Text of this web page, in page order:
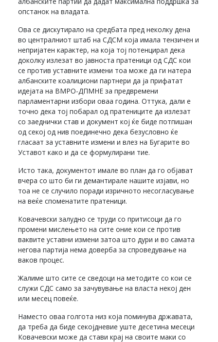
опстанок на владата.
Ова се дискутирало на средбата пред неколку дена
во централниот штаб на СДСМ која имала тензичен и
непријатен карактер, на која тој потенцирал дека
доколку излезат во јавноста пратеници од СДС кои
се против уставните измени тоа може да ги натера
албанските коалициони партнери да ја прифатат
идејата на ВМРО-ДПМНЕ за предвремени
парламентарни избори оваа година. Оттука, дали е
точно дека тој побарал од пратениците да излезат
со заеднички став и документ кој ќе биде потпишан
од секој од нив поединечно дека безусловно ќе
гласаат за уставните измени и влез на Бугарите во
Уставот како и да се формулирани тие.
Исто така, документот имале во план да го објават
вчера со што би ги демантирале нашите изјави, но
тоа не се случило поради изричното несогласување
на веќе споменатите пратеници.
Ковачевски залудно се труди со притисоци да го
промени мислењето на сите оние кои се против
ваквите уставни измени затоа што дури и во самата
негова партија нема доверба за спроведување на
ваков процес.
Жалиме што сите се сведоци на методите со кои се
служи СДС само за зачувување на власта некој ден
или месец повеќе.
Наместо оваа голгота низ која поминува државата,
да треба да биде секојдневие уште десетина месеци
Ковачевски може да стави крај на своите маки со